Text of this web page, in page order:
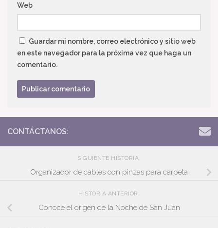
Web
Guardar mi nombre, correo electrónico y sitio web
en este navegador para la próxima vez que haga un
comentario.
CONTÁCTANOS:
SIGUIENTE HISTORIA
Organizador de cables con pinzas para carpeta
HISTORIA ANTERIOR
Conoce el origen de la Noche de San Juan